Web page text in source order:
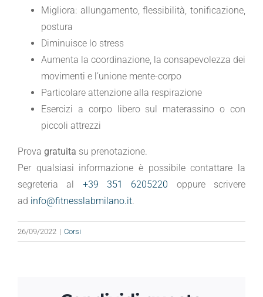
Migliora: allungamento, flessibilità, tonificazione,
postura
Diminuisce lo stress
Aumenta la coordinazione, la consapevolezza dei
movimenti e l’unione mente-corpo
Particolare attenzione alla respirazione
Esercizi a corpo libero sul materassino o con
piccoli attrezzi
Prova gratuita su prenotazione.
Per qualsiasi informazione è possibile contattare la
segreteria al +39 351 6205220 oppure scrivere
ad info@fitnesslabmilano.it.
26/09/2022 | Corsi